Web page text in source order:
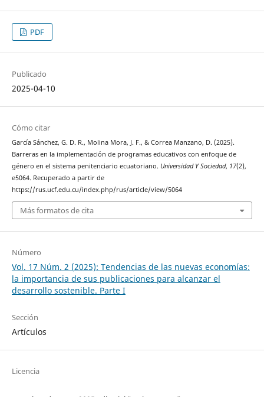
PDF
Publicado
2025-04-10
Cómo citar
García Sánchez, G. D. R., Molina Mora, J. F., & Correa Manzano, D. (2025).
Barreras en la implementación de programas educativos con enfoque de
género en el sistema penitenciario ecuatoriano. Universidad Y Sociedad, 17(2),
e5064. Recuperado a partir de
https://rus.ucf.edu.cu/index.php/rus/article/view/5064
Más formatos de cita
Número
Vol. 17 Núm. 2 (2025): Tendencias de las nuevas economías:
la importancia de sus publicaciones para alcanzar el
desarrollo sostenible. Parte I
Sección
Artículos
Licencia